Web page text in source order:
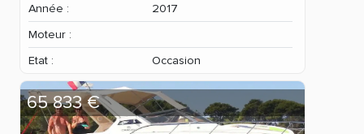
Année :
2017
Moteur :
Etat :
Occasion
65 833 €